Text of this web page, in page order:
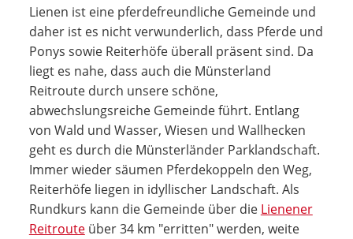
Lienen ist eine pferdefreundliche Gemeinde und
daher ist es nicht verwunderlich, dass Pferde und
Ponys sowie Reiterhöfe überall präsent sind. Da
liegt es nahe, dass auch die Münsterland
Reitroute durch unsere schöne,
abwechslungsreiche Gemeinde führt. Entlang
von Wald und Wasser, Wiesen und Wallhecken
geht es durch die Münsterländer Parklandschaft.
Immer wieder säumen Pferdekoppeln den Weg,
Reiterhöfe liegen in idyllischer Landschaft. Als
Rundkurs kann die Gemeinde über die Lienener
Reitrouteüber 34 km "erritten" werden, weite